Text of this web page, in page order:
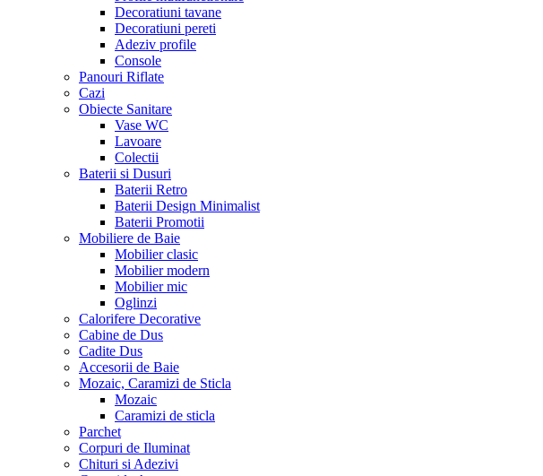
Decoratiuni tavane
Decoratiuni pereti
Adeziv profile
Console
Panouri Riflate
Cazi
Obiecte Sanitare
Vase WC
Lavoare
Colectii
Baterii si Dusuri
Baterii Retro
Baterii Design Minimalist
Baterii Promotii
Mobiliere de Baie
Mobilier clasic
Mobilier modern
Mobilier mic
Oglinzi
Calorifere Decorative
Cabine de Dus
Cadite Dus
Accesorii de Baie
Mozaic, Caramizi de Sticla
Mozaic
Caramizi de sticla
Parchet
Corpuri de Iluminat
Chituri si Adezivi